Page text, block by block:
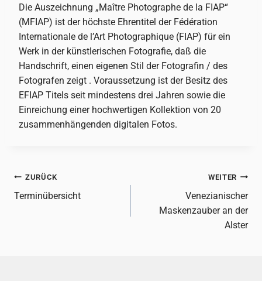
Die Auszeichnung „Maître Photographe de la FIAP“
(MFIAP) ist der höchste Ehrentitel der Fédération
Internationale de l’Art Photographique (FIAP) für ein
Werk in der künstlerischen Fotografie, daß die
Handschrift, einen eigenen Stil der Fotografin / des
Fotografen zeigt . Voraussetzung ist der Besitz des
EFIAP Titels seit mindestens drei Jahren sowie die
Einreichung einer hochwertigen Kollektion von 20
zusammenhängenden digitalen Fotos.
Beitragsnavigation
ZURÜCK
Terminübersicht
WEITER
Venezianischer
Maskenzauber an der
Alster